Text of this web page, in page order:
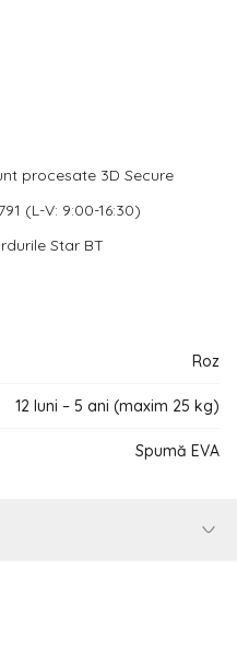
procesate 3D Secure
(L-V: 9:00-16:30)
Star BT
Roz
12 luni – 5 ani (maxim 25 kg)
Spumă EVA